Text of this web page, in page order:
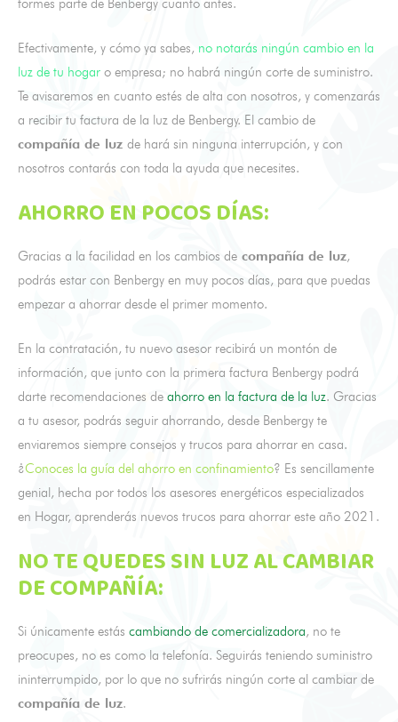
formes parte de Benbergy cuanto antes.
Efectivamente, y cómo ya sabes, no notarás ningún cambio en la
luz de tu hogar o empresa; no habrá ningún corte de suministro.
Te avisaremos en cuanto estés de alta con nosotros, y comenzarás
a recibir tu factura de la luz de Benbergy. El cambio de
compañía de luz de hará sin ninguna interrupción, y con
nosotros contarás con toda la ayuda que necesites.
AHORRO EN POCOS DÍAS:
Gracias a la facilidad en los cambios de compañía de luz,
podrás estar con Benbergy en muy pocos días, para que puedas
empezar a ahorrar desde el primer momento.
En la contratación, tu nuevo asesor recibirá un montón de
información, que junto con la primera factura Benbergy podrá
darte recomendaciones de ahorro en la factura de la luz. Gracias
a tu asesor, podrás seguir ahorrando, desde Benbergy te
enviaremos siempre consejos y trucos para ahorrar en casa.
¿Conoces la guía del ahorro en confinamiento? Es sencillamente
genial, hecha por todos los asesores energéticos especializados
en Hogar, aprenderás nuevos trucos para ahorrar este año 2021.
NO TE QUEDES SIN LUZ AL CAMBIAR
DE COMPAÑÍA:
Si únicamente estás cambiando de comercializadora, no te
preocupes, no es como la telefonía. Seguirás teniendo suministro
ininterrumpido, por lo que no sufrirás ningún corte al cambiar de
compañía de luz.